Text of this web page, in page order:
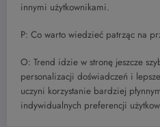
innymi użytkownikami.
P: Co warto wiedzieć patrząc na
O: Trend idzie w stronę jeszcze
personalizacji doświadczeń i
uczyni korzystanie bardziej
indywidualnych preferencji